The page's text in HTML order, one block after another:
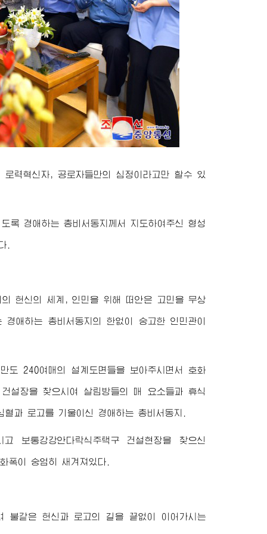
력혁신자, 공로자들만의 심정이라고만 할수 있
록 경애하는 총비서동지 께서 지도하여주신 형성
.
의 헌신의 세계, 인민을 위해 떠안은 고민을 무상
경애하는 총비서동지 의 한없이 숭고한 인민관이
도 240여매의 설계도면들을 보아주시면서 호화
설장을 찾으시여 살림방들의 매 요소들과 휴식
혈과 로고를 기울이신 경애하는 총비서동지
보통강강안다락식주택구 건설현장을 찾으신
폭이 숭엄히 새겨져있다.
불같은 헌신과 로고의 길을 끝없이 이어가시는